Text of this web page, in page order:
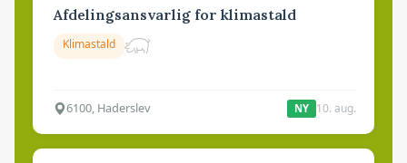
Afdelingsansvarlig for klimastald
Klimastald
6100, Haderslev NY 10. aug.